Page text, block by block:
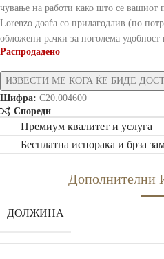
чување на работи како што се вашиот
Lorenzo доаѓа со прилагодлив (по
обложени рачки за поголема удобност
Распродадено
Шифра: C20.004600
Спореди
Премиум квалитет и услуга
Бесплатна испорака и брза
Дополнителни
ДОЛЖИНА